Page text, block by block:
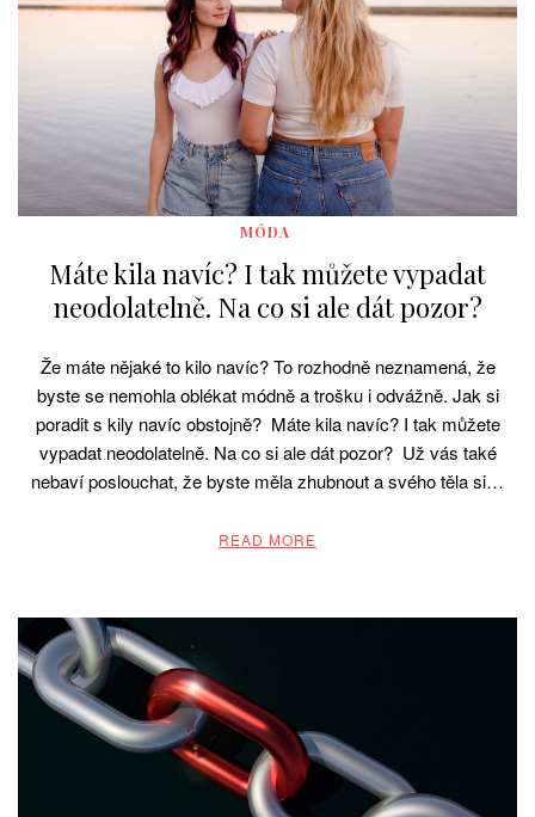
MÓDA
Máte kila navíc? I tak můžete vypadat
neodolatelně. Na co si ale dát pozor?
Že máte nějaké to kilo navíc? To rozhodně neznamená, že
byste se nemohla oblékat módně a trošku i odvážně. Jak si
poradit s kily navíc obstojně? Máte kila navíc? I tak můžete
vypadat neodolatelně. Na co si ale dát pozor? Už vás také
nebaví poslouchat, že byste měla zhubnout a svého těla si…
READ MORE